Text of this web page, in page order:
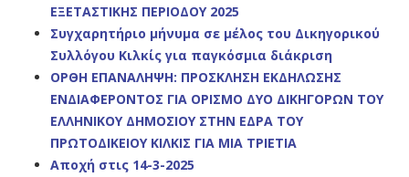
ΕΞΕΤΑΣΤΙΚΗΣ ΠΕΡΙΟΔΟΥ 2025
Συγχαρητήριο μήνυμα σε μέλος του Δικηγορικού
Συλλόγου Κιλκίς για παγκόσμια διάκριση
ΟΡΘΗ ΕΠΑΝΑΛΗΨΗ: ΠΡΟΣΚΛΗΣΗ ΕΚΔΗΛΩΣΗΣ
ΕΝΔΙΑΦΕΡΟΝΤΟΣ ΓΙΑ ΟΡΙΣΜΟ ΔΥΟ ΔΙΚΗΓΟΡΩΝ ΤΟΥ
ΕΛΛΗΝΙΚΟΥ ΔΗΜΟΣΙΟΥ ΣΤΗΝ ΕΔΡΑ ΤΟΥ
ΠΡΩΤΟΔΙΚΕΙΟΥ ΚΙΛΚΙΣ ΓΙΑ ΜΙΑ ΤΡΙΕΤΙΑ
Αποχή στις 14-3-2025